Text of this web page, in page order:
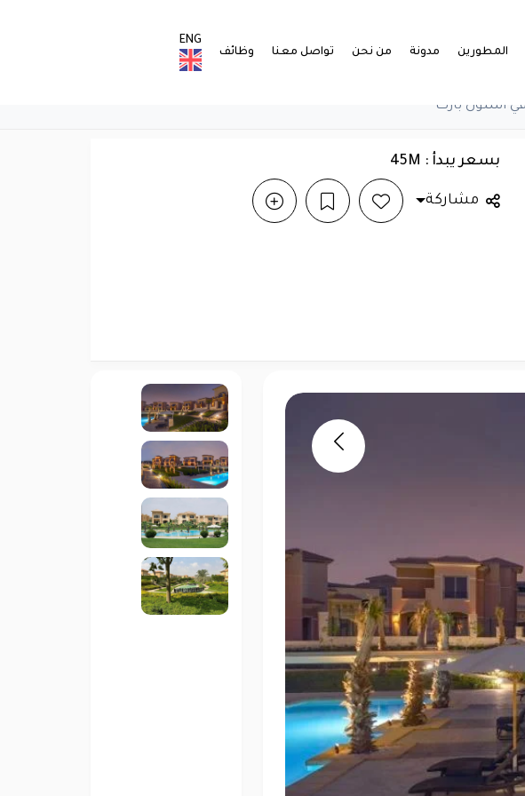
المطورين مدونة من نحن تواصل معنا وظائف
ENG
بسعر يبدأ : 45M
مشاركة
Previous